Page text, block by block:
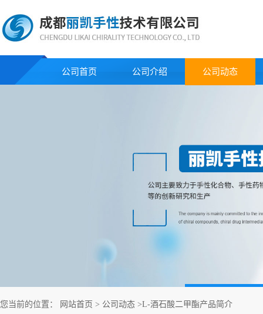
公司首页 公司介绍 公司动态
您当前的位置： 网站首页 > 公司动态 >L-酒石酸二甲酯产品简介